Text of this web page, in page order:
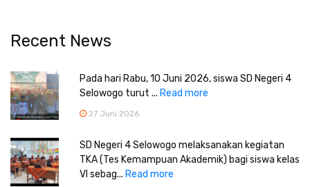
Recent News
Pada hari Rabu, 10 Juni 2026, siswa SD Negeri 4
Selowogo turut ... Read more
27 Juni 2026
SD Negeri 4 Selowogo melaksanakan kegiatan
TKA (Tes Kemampuan Akademik) bagi siswa kelas
VI sebag... Read more